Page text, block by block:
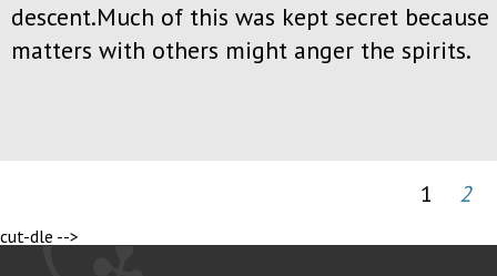
descent.Much of this was kept secret because
matters with others might anger the spirits.
1 2
cut-dle -->